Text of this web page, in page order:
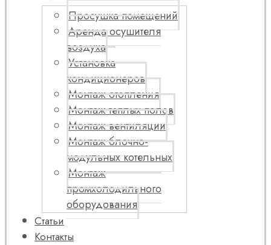
Просушка помещений
Аренда осушителя
воздуха
Установка
кондиционеров
Монтаж отопления
Монтаж теплых полов
Монтаж вентиляции
Монтаж блочно-
модульных котельных
Монтаж
промхолодильного
оборудования
Статьи
Контакты